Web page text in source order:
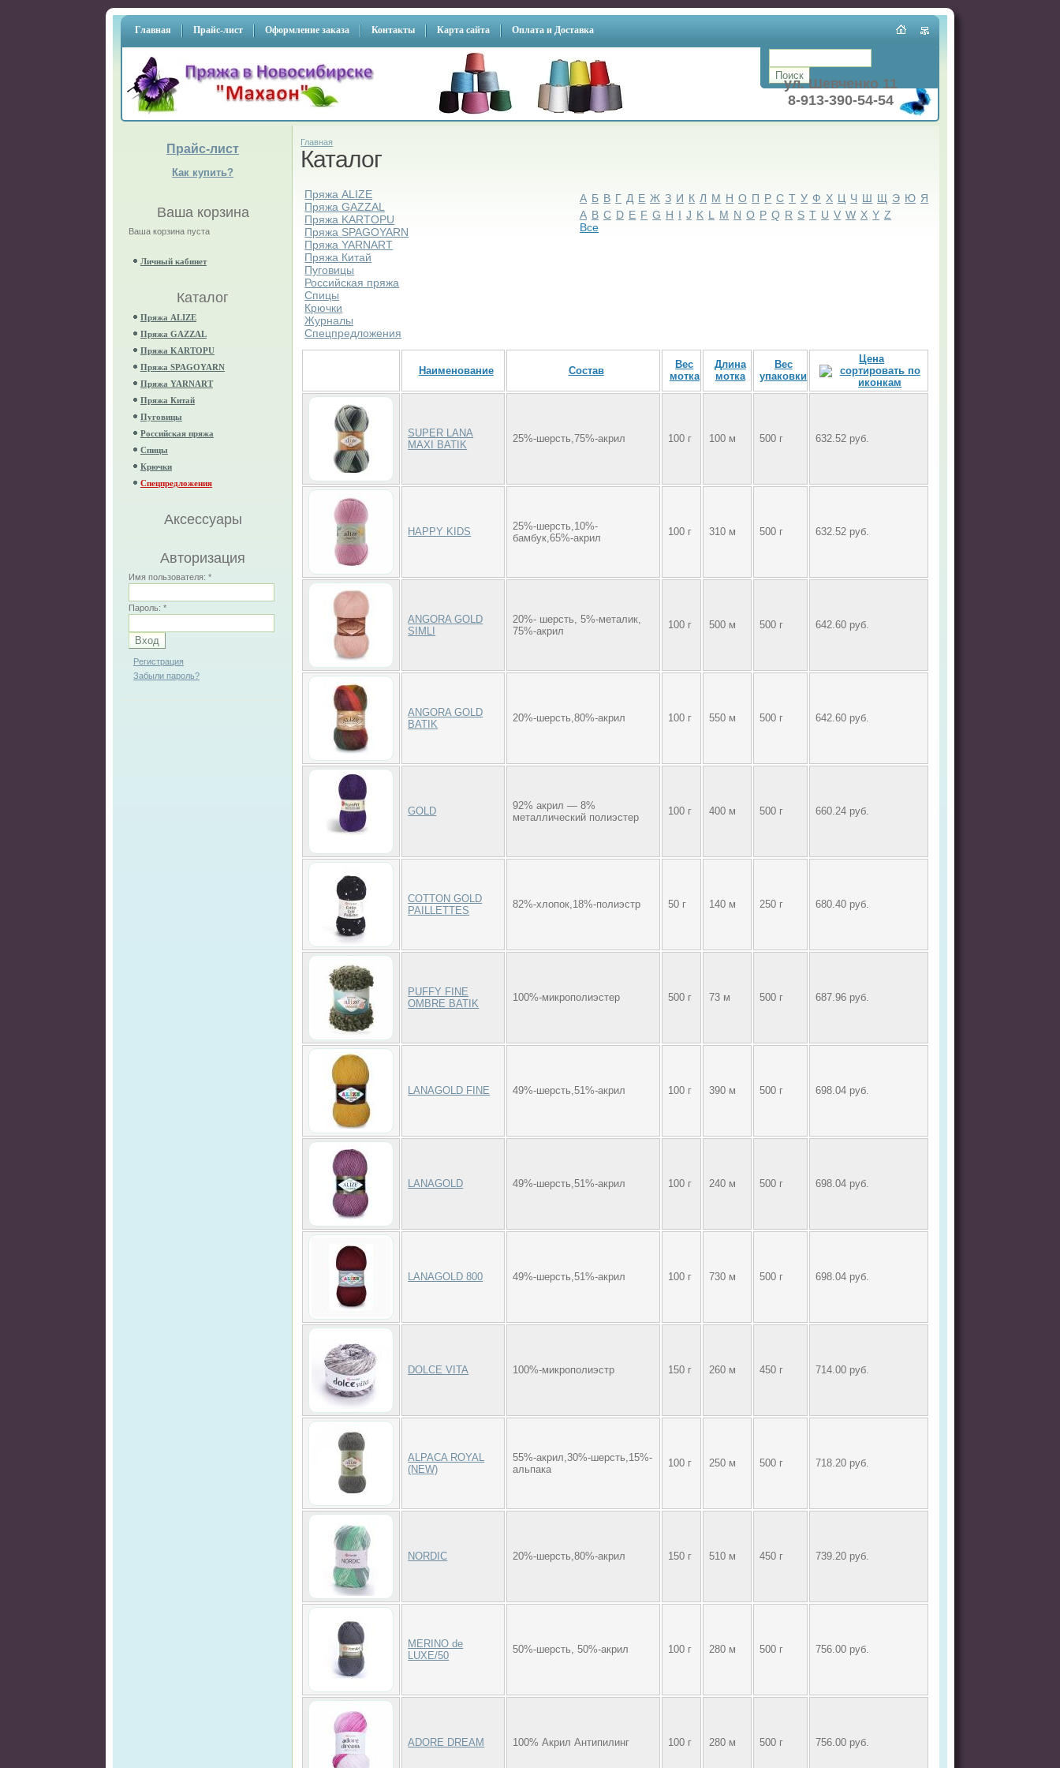
Главная Прайс-лист Оформление заказа Контакты Карта сайта Оплата и Доставка
ул. Шевченко 11
8-913-390-54-54
Прайс-лист
Как купить?
Ваша корзина
Ваша корзина пуста
Личный кабинет
Каталог
Пряжа ALIZE
Пряжа GAZZAL
Пряжа KARTOPU
Пряжа SPAGOYARN
Пряжа YARNART
Пряжа Китай
Пуговицы
Российская пряжа
Спицы
Крючки
Спецпредложения
Аксессуары
Авторизация
Имя пользователя:*
Пароль:*
Регистрация
Забыли пароль?
Главная
Каталог
Пряжа ALIZE
Пряжа GAZZAL
Пряжа KARTOPU
Пряжа SPAGOYARN
Пряжа YARNART
Пряжа Китай
Пуговицы
Российская пряжа
Спицы
Крючки
Журналы
Спецпредложения
А Б В Г Д Е Ж З И К Л М Н О П Р С Т У Ф Х Ц Ч Ш Щ Э Ю Я
A B C D E F G H I J K L M N O P Q R S T U V W X Y Z
Все
Наименование Состав
Вес
мотка
Длина
мотка
Вес
упаковки
Цена
SUPER LANA
MAXI BATIK
25%-шерсть,75%-акрил 100 г 100 м 500 г 632.52 руб.
HAPPY KIDS
25%-шерсть,10%-
бамбук,65%-акрил
100 г 310 м 500 г 632.52 руб.
ANGORA GOLD
SIMLI
20%- шерсть, 5%-металик,
75%-акрил
100 г 500 м 500 г 642.60 руб.
ANGORA GOLD
BATIK
20%-шерсть,80%-акрил 100 г 550 м 500 г 642.60 руб.
GOLD
92% акрил — 8%
металлический полиэстер
100 г 400 м 500 г 660.24 руб.
COTTON GOLD
PAILLETTES
82%-хлопок,18%-полиэстр 50 г 140 м 250 г 680.40 руб.
PUFFY FINE
OMBRE BATIK
100%-микрополиэстер 500 г 73 м 500 г 687.96 руб.
LANAGOLD FINE 49%-шерсть,51%-акрил 100 г 390 м 500 г 698.04 руб.
LANAGOLD 49%-шерсть,51%-акрил 100 г 240 м 500 г 698.04 руб.
LANAGOLD 800 49%-шерсть,51%-акрил 100 г 730 м 500 г 698.04 руб.
DOLCE VITA 100%-микрополиэстр 150 г 260 м 450 г 714.00 руб.
ALPACA ROYAL
(NEW)
55%-акрил,30%-шерсть,15%-
альпака
100 г 250 м 500 г 718.20 руб.
NORDIC 20%-шерсть,80%-акрил 150 г 510 м 450 г 739.20 руб.
MERINO de
LUXE/50
50%-шерсть, 50%-акрил 100 г 280 м 500 г 756.00 руб.
ADORE DREAM 100% Акрил Антипилинг 100 г 280 м 500 г 756.00 руб.